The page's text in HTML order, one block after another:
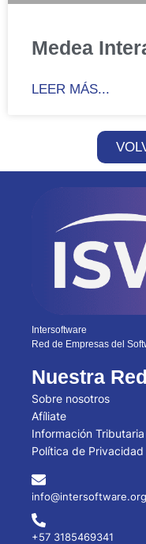
Medea
LEER MÁS...
Intersoftware
Red de Empresas del
Nuestra Red
Sobre nosotros
Afíliate
Información Tributaria
Política de Privacidad
+57 3185469341